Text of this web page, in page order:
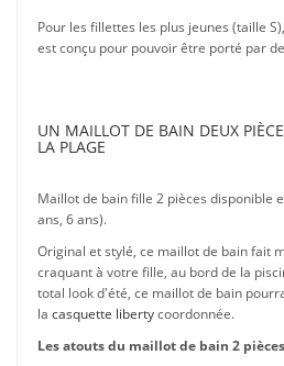
Pour les fillettes les plus jeunes (taille
est conçu pour pouvoir être porté par
UN MAILLOT DE BAIN DEUX
LA PLAGE
Maillot de bain fille 2 pièces disponible
ans, 6 ans).
Original et stylé, ce maillot de bain fait
craquant à votre fille, au bord de la
total look d'été, ce maillot de bain
la casquette libertycoordonnée.
Les atouts du maillot de bain 2